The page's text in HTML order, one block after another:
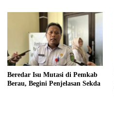
Beredar Isu Mutasi di Pemkab
Berau, Begini Penjelasan Sekda